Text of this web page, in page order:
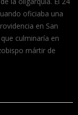
oficiaba una
en San
culminaría en
mártir de